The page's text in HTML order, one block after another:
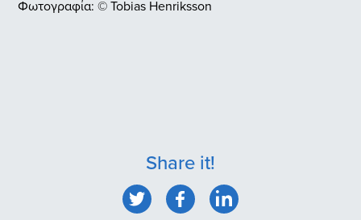
Φωτογραφία: © Tobias Henriksson
Share it!